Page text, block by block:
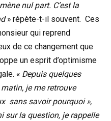
nul part. C’est la
» répète-t-il souvent. Ces
qui reprend
de ce changement que
un esprit d’optimisme
« Depuis quelques
je me retrouve
sans savoir pourquoi »,
sur la question, je rappelle